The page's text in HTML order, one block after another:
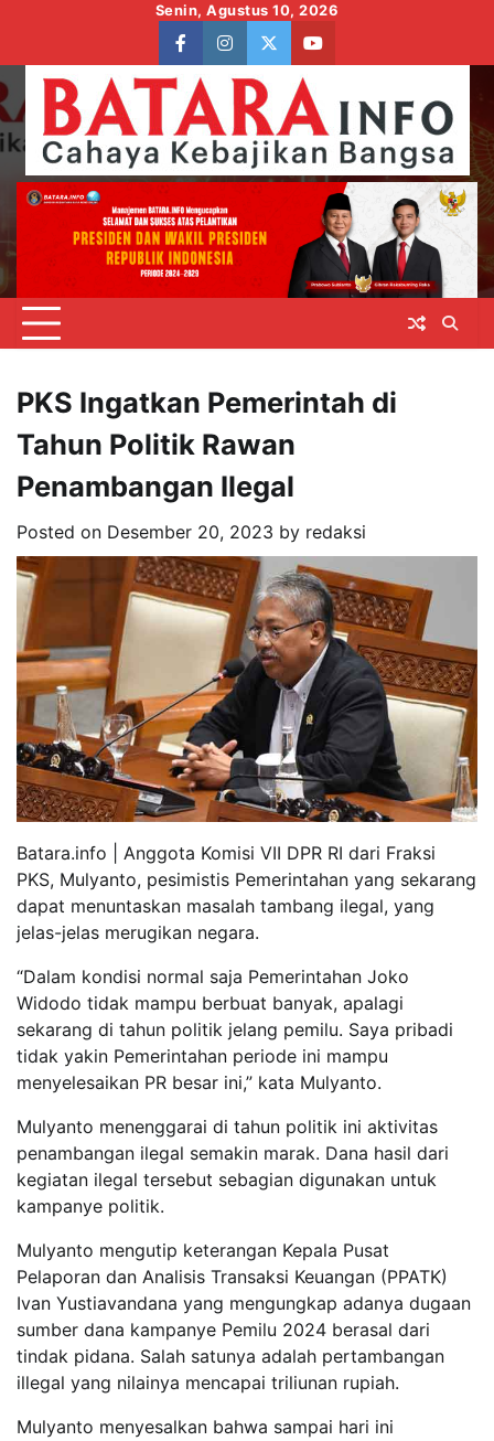
content
Senin, Agustus 10, 2026
facebookinstagram
twitteryoutube
PKS Ingatkan Pemerintah di
Tahun Politik Rawan
Penambangan Ilegal
Posted on Desember 20, 2023 by redaksi
Batara.info | Anggota Komisi VII DPR RI dari Fraksi
PKS, Mulyanto, pesimistis Pemerintahan yang sekarang
dapat menuntaskan masalah tambang ilegal, yang
jelas-jelas merugikan negara.
“Dalam kondisi normal saja Pemerintahan Joko
Widodo tidak mampu berbuat banyak, apalagi
sekarang di tahun politik jelang pemilu. Saya pribadi
tidak yakin Pemerintahan periode ini mampu
menyelesaikan PR besar ini,” kata Mulyanto.
Mulyanto menenggarai di tahun politik ini aktivitas
penambangan ilegal semakin marak. Dana hasil dari
kegiatan ilegal tersebut sebagian digunakan untuk
kampanye politik.
Mulyanto mengutip keterangan Kepala Pusat
Pelaporan dan Analisis Transaksi Keuangan (PPATK)
Ivan Yustiavandana yang mengungkap adanya dugaan
sumber dana kampanye Pemilu 2024 berasal dari
tindak pidana. Salah satunya adalah pertambangan
illegal yang nilainya mencapai triliunan rupiah.
Mulyanto menyesalkan bahwa sampai hari ini